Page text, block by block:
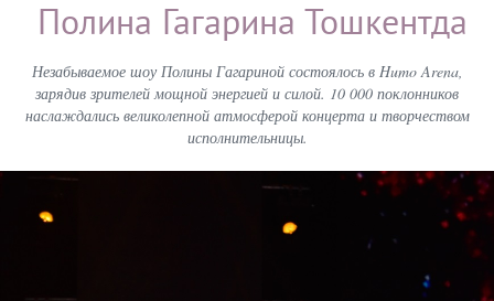
Полина Гагарина Тошкентда
Незабываемое шоу Полины Гагариной состоялось в Humo Arena,
зарядив зрителей мощной энергией и силой. 10 000 поклонников
наслаждались великолепной атмосферой концерта и творчеством
исполнительницы.